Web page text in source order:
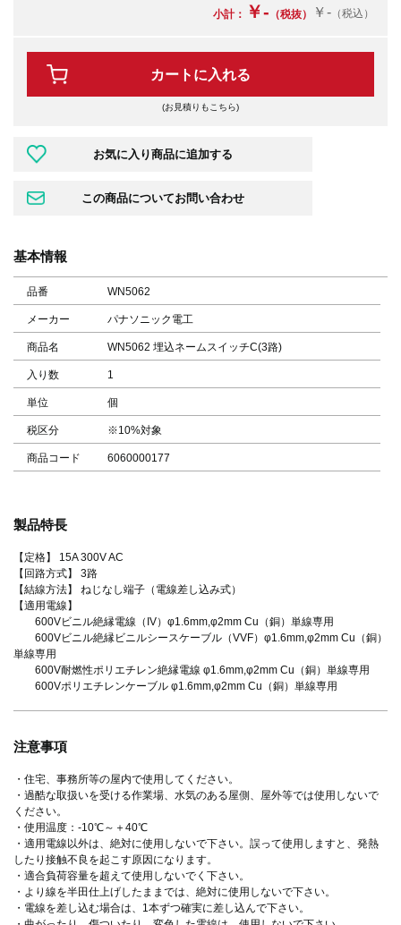
小計： ￥- （税抜） ￥- （税込）
カートに入れる
(お見積りもこちら)
基本情報
品番 WN5062
メーカー パナソニック電工
商品名 WN5062 埋込ネームスイッチC(3路)
入り数 1
単位 個
税区分 ※10%対象
商品コード 6060000177
製品特長
【定格】 15A 300V AC
【回路方式】 3路
【結線方法】 ねじなし端子（電線差し込み式）
【適用電線】
600Vビニル絶縁電線（IV）φ1.6mm,φ2mm Cu（銅）単線専用
600Vビニル絶縁ビニルシースケーブル（VVF）φ1.6mm,φ2mm Cu（銅）
単線専用
600V耐燃性ポリエチレン絶縁電線 φ1.6mm,φ2mm Cu（銅）単線専用
600Vポリエチレンケーブル φ1.6mm,φ2mm Cu（銅）単線専用
注意事項
・住宅、事務所等の屋内で使用してください。
・過酷な取扱いを受ける作業場、水気のある屋側、屋外等では使用しないで
ください。
・使用温度：-10℃～＋40℃
・適用電線以外は、絶対に使用しないで下さい。誤って使用しますと、発熱
したり接触不良を起こす原因になります。
・適合負荷容量を超えて使用しないでく下さい。
・より線を半田仕上げしたままでは、絶対に使用しないで下さい。
・電線を差し込む場合は、1本ずつ確実に差し込んで下さい。